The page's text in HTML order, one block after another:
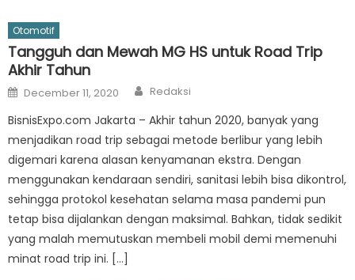
Otomotif
Tangguh dan Mewah MG HS untuk Road Trip
Akhir Tahun
Posted
on
December 11, 2020 Author
Redaksi
BisnisExpo.com Jakarta – Akhir tahun 2020, banyak yang
menjadikan road trip sebagai metode berlibur yang lebih
digemari karena alasan kenyamanan ekstra. Dengan
menggunakan kendaraan sendiri, sanitasi lebih bisa dikontrol,
sehingga protokol kesehatan selama masa pandemi pun
tetap bisa dijalankan dengan maksimal. Bahkan, tidak sedikit
yang malah memutuskan membeli mobil demi memenuhi
minat road trip ini. […]